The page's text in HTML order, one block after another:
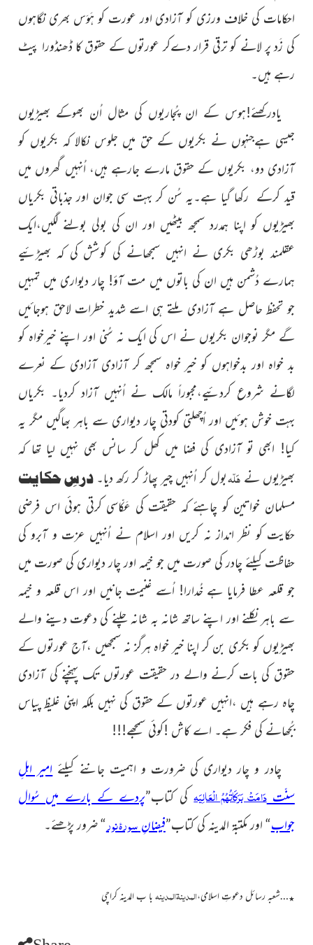
احکامات کی خلاف ورزی کو آزادی اور عورت کو ہَوَس بھری نگاہوں
کی زَد پر لانے کو ترقی قرار دےکر عورتوں کے حقوق کا ڈھنڈورا پیٹ
رہے ہیں۔
یادرکھئے!ہوس کے ان پُجاریوں کی مثال اُن بھوکے بھیڑیوں
جیسی ہےجنہوںنے بکریوں کے حق میں جلوس نکالاکہ بکریوں کو
آزادی دو، بکریوں کے حقوق مارے جارہے ہیں،اُنہیں گھروں میں
قید کرکے رکھا گیا ہے۔یہ سُن کر بہت سی جوان اور جذباتی بکریاں
بھیڑیوں کو اپنا ہمدرد سمجھ بیٹھیں اور ان کی بولی بولنے لگیں،ایک
عقلمند بوڑھی بکری نے انہیں سمجھانے کی کوشش کی کہ بھیڑئیے
ہمارے دُشمن ہیں ان کی باتوں میں مت آؤ! چار دیواری میں تمہیں
جو تحفظ حاصل ہے آزادی ملتے ہی اسے شدید خطرات لاحق ہوجائیں
گے مگر نوجوان بکریوں نے اس کی ایک نہ سُنی اور اپنے خیرخواہ کو
بد خواہ اور بدخواہوں کو خیر خواہ سمجھ کر آزادی آزادی کے نعرے
لگانے شروع کردئیے،مجبوراً مالک نے اُنہیں آزاد کردیا۔ بکریاں
بہت خوش ہوئیں اور اُچھلتی کودتی چار دیواری سے باہر بھاگیں مگر یہ
کیا! ابھی تو آزادی کی فضا میں کھل کر سانس بھی نہیں لیا تھا کہ
بھیڑیوں نے ہَلّہبول کر اُنہیں چیر پھاڑ کر رکھ دیا۔درسِ حکایت
مسلمان خواتین کو چاہئے کہ حقیقت کی عَکّاسی کرتی ہوئی اس فرضی
حکایت کو نظر انداز نہ کریں اور اسلام نے اُنہیں عزت وآبرو کی
حفاظت کیلئے چادر کی صورت میں جو خیمہ اور چار دیواری کی صورت میں
جو قلعہ عطا فرمایا ہے خُدارا! اُسے غنیمت جانیں اور اس قلعہ و خیمہ
سے باہر نکلنے اور اپنے ساتھ شانہ بہ شانہ چلنے کی دعوت دینے والے
بھیڑیوں کو بکری بن کر اپنا خیر خواہ ہرگز نہ سمجھیں ،آج عورتوں کے
حقوق کی بات کرنے والے در حقیقت عورتوں تک پہنچنے کی آزادی
چاہ رہے ہیں ،انہیں عورتوں کے حقوق کی نہیں بلکہ اپنی غلیظ پیاس
بُجھانے کی فکر ہے۔ اے کاش !کوئی سمجھے!!!
چادر و چار دیواری کی ضرورت و اہمیت جاننے کیلئے امیر اہلِ
سنّتدَامَتْ بَرَکَاتُہُمُ الْعَالِیَہ کی کتاب”پردے کے بارے میں سُوال
جواب“ اور مکتبۃ المدینہ کی کتاب”فیضانِ سورۂ نور“ ضرور پڑھئے۔
٭…شعبہ رسائل دعوتِ اسلامی،المدینۃالمدینہ با ب المدینہ کراچی